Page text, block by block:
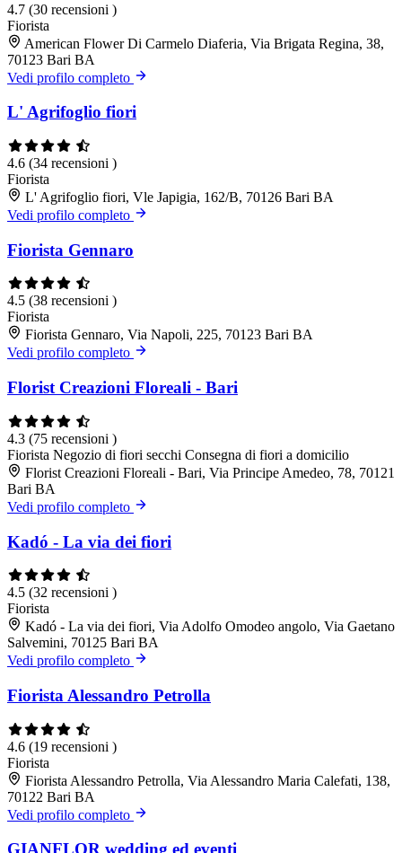
4.7 (30 recensioni )
Fiorista
American Flower Di Carmelo Diaferia, Via Brigata Regina, 38,
70123 Bari BA
Vedi profilo completo
L' Agrifoglio fiori
4.6 (34 recensioni )
Fiorista
L' Agrifoglio fiori, Vle Japigia, 162/B, 70126 Bari BA
Vedi profilo completo
Fiorista Gennaro
4.5 (38 recensioni )
Fiorista
Fiorista Gennaro, Via Napoli, 225, 70123 Bari BA
Vedi profilo completo
Florist Creazioni Floreali - Bari
4.3 (75 recensioni )
Fiorista Negozio di fiori secchi Consegna di fiori a domicilio
Florist Creazioni Floreali - Bari, Via Principe Amedeo, 78, 70121
Bari BA
Vedi profilo completo
Kadó - La via dei fiori
4.5 (32 recensioni )
Fiorista
Kadó - La via dei fiori, Via Adolfo Omodeo angolo, Via Gaetano
Salvemini, 70125 Bari BA
Vedi profilo completo
Fiorista Alessandro Petrolla
4.6 (19 recensioni )
Fiorista
Fiorista Alessandro Petrolla, Via Alessandro Maria Calefati, 138,
70122 Bari BA
Vedi profilo completo